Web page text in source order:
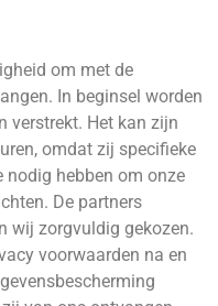
om met de
In beginsel worden
verstrekt. Het kan zijn
omdat zij specifieke
nodig hebben om onze
De partners
wij zorgvuldig gekozen.
voorwaarden na en